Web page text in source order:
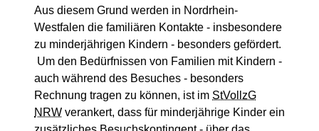
Aus diesem Grund werden in Nordrhein-
Westfalen die familiären Kontakte - insbesondere
zu minderjährigen Kindern - besonders gefördert.
Um den Bedürfnissen von Familien mit Kindern -
auch während des Besuches - besonders
Rechnung tragen zu können, ist im StVollzG
NRW verankert, dass für minderjährige Kinder ein